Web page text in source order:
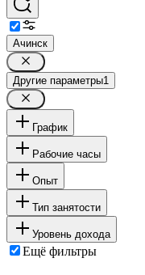
Ачинск
Другие параметры1
График
Рабочие часы
Опыт
Тип занятости
Уровень дохода
Ещё фильтры